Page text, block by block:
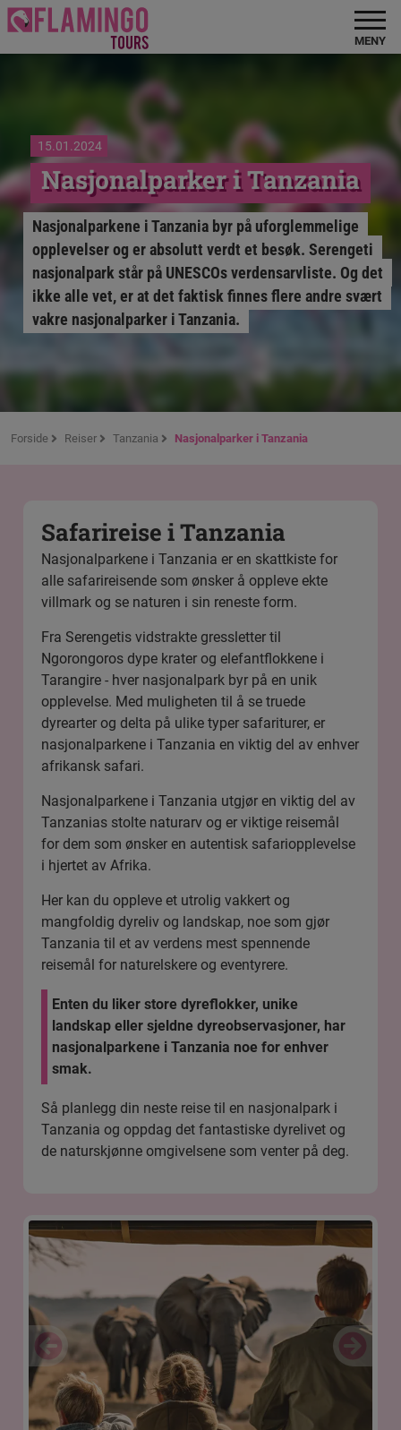
MENY
15.01.2024
Nasjonalparker i Tanzania
Nasjonalparkene i Tanzania byr på uforglemmelige
opplevelser og er absolutt verdt et besøk. Serengeti
nasjonalpark står på UNESCOs verdensarvliste. Og det
ikke alle vet, er at det faktisk finnes flere andre svært
vakre nasjonalparker i Tanzania.
Forside Reiser Tanzania Nasjonalparker i Tanzania
Safarireise i Tanzania
Nasjonalparkene i Tanzania er en skattkiste for
alle safarireisende som ønsker å oppleve ekte
villmark og se naturen i sin reneste form.
Fra Serengetis vidstrakte gressletter til
Ngorongoros dype krater og elefantflokkene i
Tarangire - hver nasjonalpark byr på en unik
opplevelse. Med muligheten til å se truede
dyrearter og delta på ulike typer safariturer, er
nasjonalparkene i Tanzania en viktig del av enhver
afrikansk safari.
Nasjonalparkene i Tanzania utgjør en viktig del av
Tanzanias stolte naturarv og er viktige reisemål
for dem som ønsker en autentisk safariopplevelse
i hjertet av Afrika.
Her kan du oppleve et utrolig vakkert og
mangfoldig dyreliv og landskap, noe som gjør
Tanzania til et av verdens mest spennende
reisemål for naturelskere og eventyrere.
Enten du liker store dyreflokker, unike
landskap eller sjeldne dyreobservasjoner, har
nasjonalparkene i Tanzania noe for enhver
smak.
Så planlegg din neste reise til en nasjonalpark i
Tanzania og oppdag det fantastiske dyrelivet og
de naturskjønne omgivelsene som venter på deg.